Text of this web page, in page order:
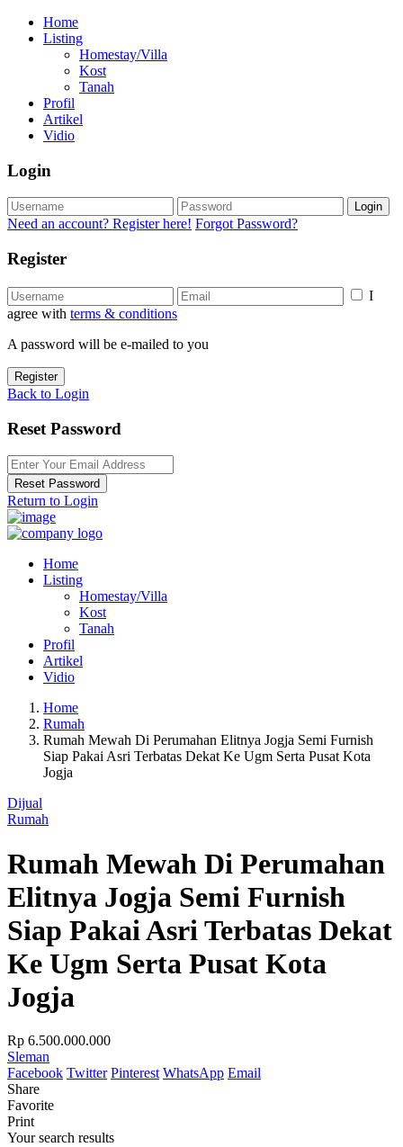
Home
Listing
Homestay/Villa
Kost
Tanah
Profil
Artikel
Vidio
Login
Login
Need an account? Register here! Forgot Password?
Register
I
agree with terms & conditions
A password will be e-mailed to you
Register
Back to Login
Reset Password
Reset Password
Return to Login
Home
Listing
Homestay/Villa
Kost
Tanah
Profil
Artikel
Vidio
Home
Rumah
Rumah Mewah Di Perumahan Elitnya Jogja Semi Furnish
Siap Pakai Asri Terbatas Dekat Ke Ugm Serta Pusat Kota
Jogja
Dijual
Rumah
Rumah Mewah Di Perumahan
Elitnya Jogja Semi Furnish
Siap Pakai Asri Terbatas Dekat
Ke Ugm Serta Pusat Kota
Jogja
Rp 6.500.000.000
Sleman
Facebook Twitter Pinterest WhatsApp Email
Share
Favorite
Print
Your search results